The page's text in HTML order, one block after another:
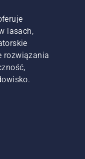
lasach,
rozwiązania